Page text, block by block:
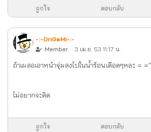
ถูกใจ ตอบกลับ
-:-OriGaMi-:-
Member
3 เม.ย. 53 11:17 น.
ถ้าเผลอเอาหน้าจุ่มลงไปในน้ำร้อนเดือดๆหละ = ="
ไม่อยากจะคิด
ถูกใจ ตอบกลับ